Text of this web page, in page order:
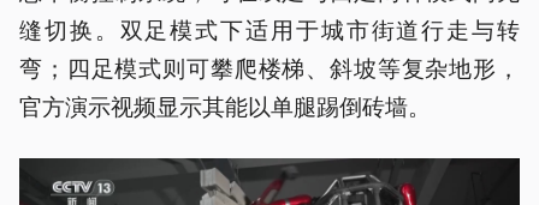
缝切换。双足模式下适用于城市街道行走与转
弯；四足模式则可攀爬楼梯、斜坡等复杂地形，
官方演示视频显示其能以单腿踢倒砖墙。